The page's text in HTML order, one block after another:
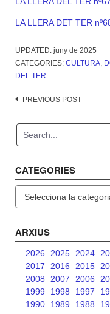
LA LLERA DET TER
UPDATED: juny de 2025
CATEGORIES: CULTURA,
DEL TER
Post
PREVIOUS POST
CATEGORIES
ARXIUS
2026 2025 2024
2017
2016 2015
2008
2007 2006
1999
1998 1997
1990
1989 1988